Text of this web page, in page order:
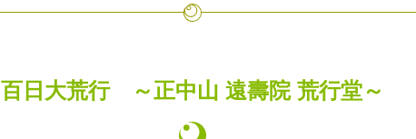
百日大荒行 ～正中山 遠壽院 荒行堂～